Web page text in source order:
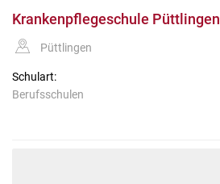
Krankenpflegeschule Püttlingen
Püttlingen
Schulart:
Berufsschulen